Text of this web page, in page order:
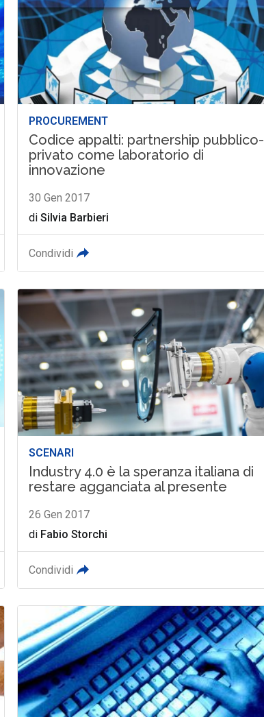
PROCUREMENT
Codice appalti: partnership pubblico-
privato come laboratorio di
innovazione
30 Gen 2017
diSilvia Barbieri
Condividi
SCENARI
Industry 4.0 è la speranza italiana di
restare agganciata al presente
26 Gen 2017
di Fabio Storchi
Condividi